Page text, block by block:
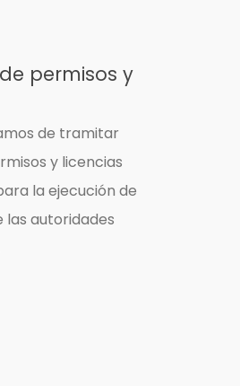
permisos y
de tramitar
y licencias
la ejecución de
las autoridades